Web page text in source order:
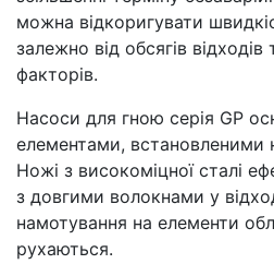
можна відкоригувати
залежно від обсягів
факторів.
Насоси для гною серія GP
елементами, встановленими
Ножі з високоміцної сталі
з довгими волокнами у
намотування на елементи
рухаються.